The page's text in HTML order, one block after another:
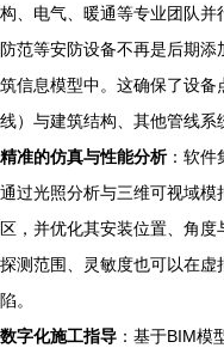
构、电气、暖通等专业团队
防范等安防设备不再是后期添
筑信息模型中。这确保了设
线）与建筑结构、其他管线系
精准的仿真与性能分析：软件
通过光照分析与三维可视域
区，并优化其安装位置、角
探测范围、灵敏度也可以在
陷。
数字化施工指导 ：基于BIM模